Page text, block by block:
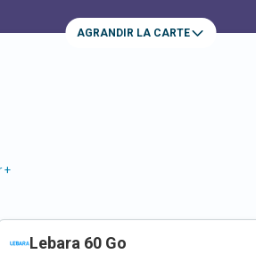
AGRANDIR LA CARTE
+
Lebara 60 Go